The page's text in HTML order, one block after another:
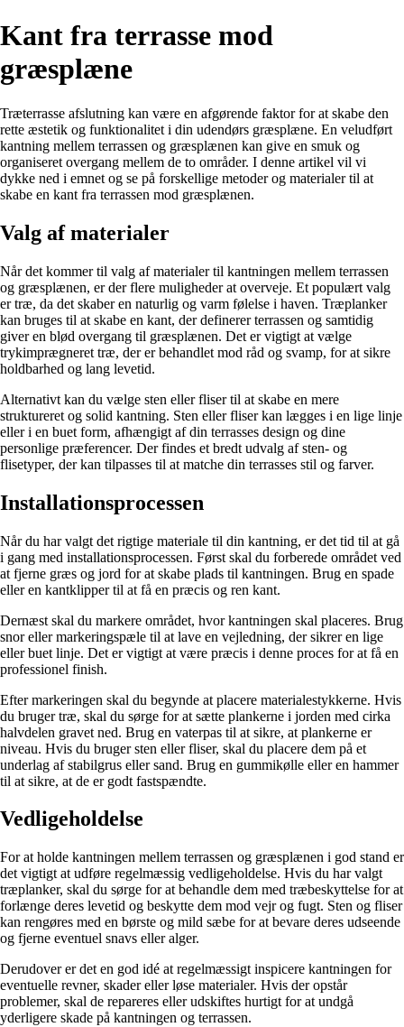
Kant fra terrasse mod
græsplæne
Træterrasse afslutning kan være en afgørende faktor for at skabe den
rette æstetik og funktionalitet i din udendørs græsplæne. En veludført
kantning mellem terrassen og græsplænen kan give en smuk og
organiseret overgang mellem de to områder. I denne artikel vil vi
dykke ned i emnet og se på forskellige metoder og materialer til at
skabe en kant fra terrassen mod græsplænen.
Valg af materialer
Når det kommer til valg af materialer til kantningen mellem terrassen
og græsplænen, er der flere muligheder at overveje. Et populært valg
er træ, da det skaber en naturlig og varm følelse i haven. Træplanker
kan bruges til at skabe en kant, der definerer terrassen og samtidig
giver en blød overgang til græsplænen. Det er vigtigt at vælge
trykimprægneret træ, der er behandlet mod råd og svamp, for at sikre
holdbarhed og lang levetid.
Alternativt kan du vælge sten eller fliser til at skabe en mere
struktureret og solid kantning. Sten eller fliser kan lægges i en lige linje
eller i en buet form, afhængigt af din terrasses design og dine
personlige præferencer. Der findes et bredt udvalg af sten- og
flisetyper, der kan tilpasses til at matche din terrasses stil og farver.
Installationsprocessen
Når du har valgt det rigtige materiale til din kantning, er det tid til at gå
i gang med installationsprocessen. Først skal du forberede området ved
at fjerne græs og jord for at skabe plads til kantningen. Brug en spade
eller en kantklipper til at få en præcis og ren kant.
Dernæst skal du markere området, hvor kantningen skal placeres. Brug
snor eller markeringspæle til at lave en vejledning, der sikrer en lige
eller buet linje. Det er vigtigt at være præcis i denne proces for at få en
professionel finish.
Efter markeringen skal du begynde at placere materialestykkerne. Hvis
du bruger træ, skal du sørge for at sætte plankerne i jorden med cirka
halvdelen gravet ned. Brug en vaterpas til at sikre, at plankerne er
niveau. Hvis du bruger sten eller fliser, skal du placere dem på et
underlag af stabilgrus eller sand. Brug en gummikølle eller en hammer
til at sikre, at de er godt fastspændte.
Vedligeholdelse
For at holde kantningen mellem terrassen og græsplænen i god stand er
det vigtigt at udføre regelmæssig vedligeholdelse. Hvis du har valgt
træplanker, skal du sørge for at behandle dem med træbeskyttelse for at
forlænge deres levetid og beskytte dem mod vejr og fugt. Sten og fliser
kan rengøres med en børste og mild sæbe for at bevare deres udseende
og fjerne eventuel snavs eller alger.
Derudover er det en god idé at regelmæssigt inspicere kantningen for
eventuelle revner, skader eller løse materialer. Hvis der opstår
problemer, skal de repareres eller udskiftes hurtigt for at undgå
yderligere skade på kantningen og terrassen.